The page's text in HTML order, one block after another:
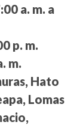
a. m. a
p. m.
m.
Hato
Lomas